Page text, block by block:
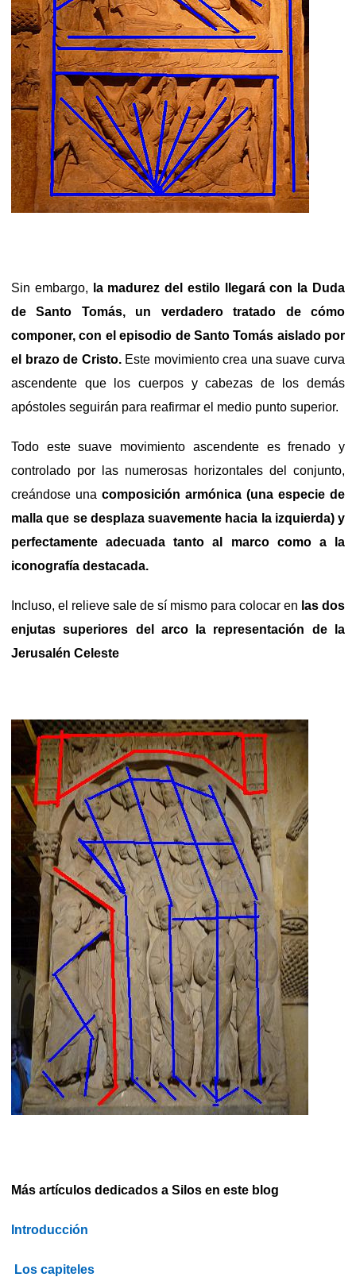
Sin embargo,
la madurez del estilo llegará con la Duda
de Santo Tomás, un verdadero tratado de cómo
componer, con el episodio de Santo Tomás aislado por
el brazo de Cristo. Este movimiento crea una suave curva
ascendente que los cuerpos y cabezas de los demás
apóstoles seguirán para reafirmar el medio punto superior.
Todo este suave movimiento ascendente es frenado y
controlado por las numerosas horizontales del conjunto,
creándose una composición armónica (una especie de
malla que se desplaza suavemente hacia la izquierda) y
perfectamente adecuada tanto al marco como a la
iconografía destacada.
Incluso, el relieve sale de sí mismo para colocar en las dos
enjutas superiores del arco la representación de la
Jerusalén Celeste
Más artículos dedicados a Silos en este blog
Introducción
Los capiteles